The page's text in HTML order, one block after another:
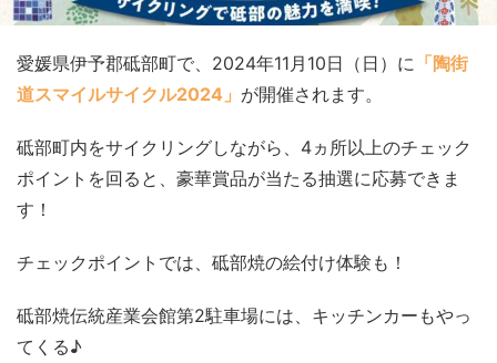
愛媛県伊予郡砥部町で、2024年11月10日（日）に 「陶街
道スマイルサイクル2024」 が開催されます。
砥部町内をサイクリングしながら、4ヵ所以上のチェック
ポイントを回ると、豪華賞品が当たる抽選に応募できま
す！
チェックポイントでは、砥部焼の絵付け体験も！
砥部焼伝統産業会館第2駐車場には、キッチンカーもやっ
てくる♪